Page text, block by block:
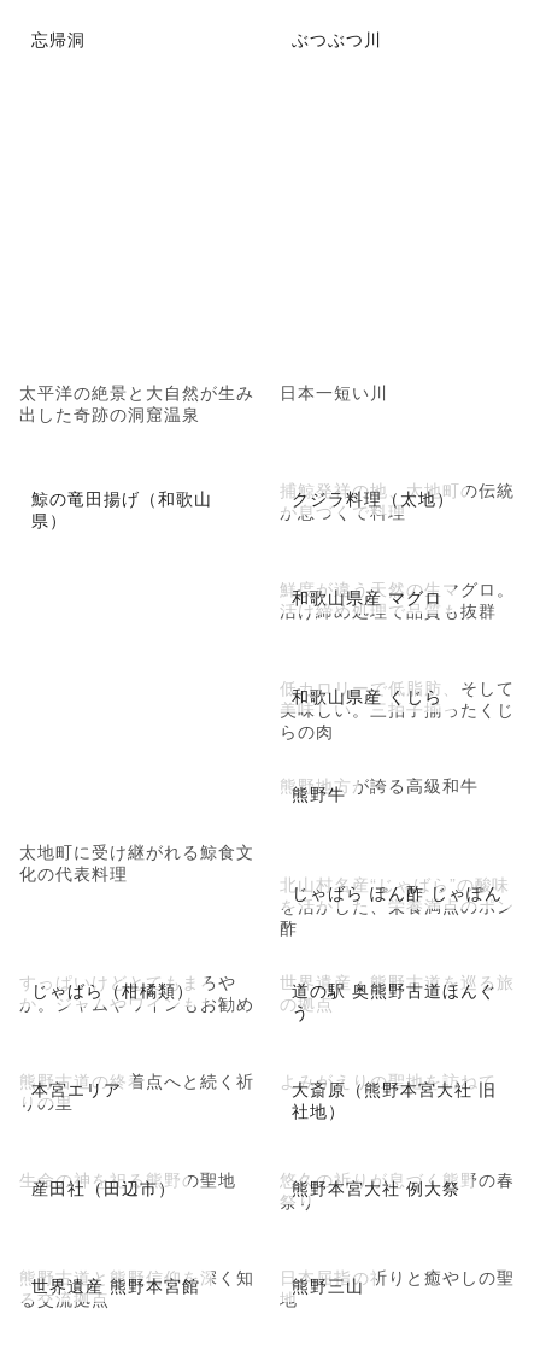
忘帰洞
太平洋の絶景と大自然が生み
出した奇跡の洞窟温泉
ぶつぶつ川
日本一短い川
鯨の竜田揚げ（和歌山
県）
太地町に受け継がれる鯨食文
化の代表料理
クジラ料理（太地）
捕鯨発祥の地、太地町の伝統
が息づくで料理
和歌山県産 マグロ
鮮度が違う天然の生マグロ。
活け締め処理で品質も抜群
和歌山県産 くじら
低カロリーで低脂肪、そして
美味しい。三拍子揃ったくじ
らの肉
熊野牛
熊野地方が誇る高級和牛
じゃばら ぽん酢 じゃぽん
北山村名産“じゃばら”の酸味
を活かした、栄養満点のポン
酢
じゃばら（柑橘類）
すっぱいけどとてもまろや
か。ジャムやワインもお勧め
道の駅 奥熊野古道ほんぐ
う
世界遺産・熊野古道を巡る旅
の拠点
本宮エリア
熊野古道の終着点へと続く祈
りの里
大斎原（熊野本宮大社 旧
社地）
よみがえりの聖地を訪ねて
産田社（田辺市）
生命の神を祀る熊野の聖地 熊野本宮大社 例大祭
悠久の祈りが息づく熊野の春
祭り
世界遺産 熊野本宮館
熊野古道と熊野信仰を深く知
る交流拠点
熊野三山
日本屈指の祈りと癒やしの聖
地